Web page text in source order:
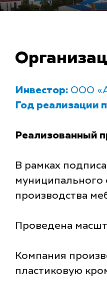
Инвестор: ООО
Год реализации
Реализованный
В рамках
производства
Проведена
Компания
пластиковую